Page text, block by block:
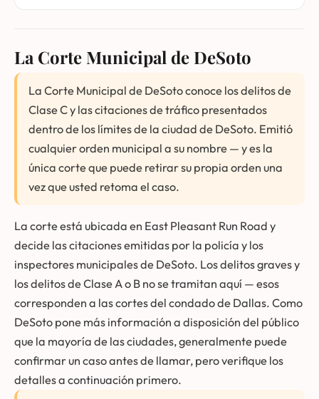
La Corte Municipal de DeSoto
La Corte Municipal de DeSoto conoce los delitos de
Clase C y las citaciones de tráfico presentados
dentro de los límites de la ciudad de DeSoto. Emitió
cualquier orden municipal a su nombre — y es la
única corte que puede retirar su propia orden una
vez que usted retoma el caso.
La corte está ubicada en East Pleasant Run Road y
decide las citaciones emitidas por la policía y los
inspectores municipales de DeSoto. Los delitos graves y
los delitos de Clase A o B no se tramitan aquí — esos
corresponden a las cortes del condado de Dallas. Como
DeSoto pone más información a disposición del público
que la mayoría de las ciudades, generalmente puede
confirmar un caso antes de llamar, pero verifique los
detalles a continuación primero.